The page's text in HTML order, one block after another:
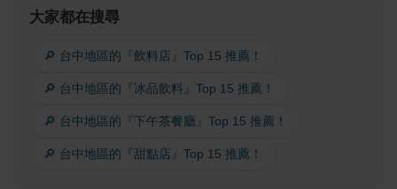
大家都在搜尋
🔎 台中地區的『飲料店』Top 15 推薦！
🔎 台中地區的『冰品飲料』Top 15 推薦！
🔎 台中地區的『下午茶餐廳』Top 15 推薦！
🔎 台中地區的『甜點店』Top 15 推薦！